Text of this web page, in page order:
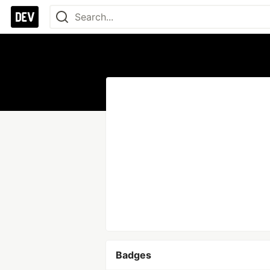
Badges